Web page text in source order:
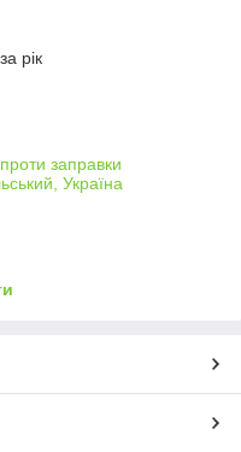
рік
заправки
Україна